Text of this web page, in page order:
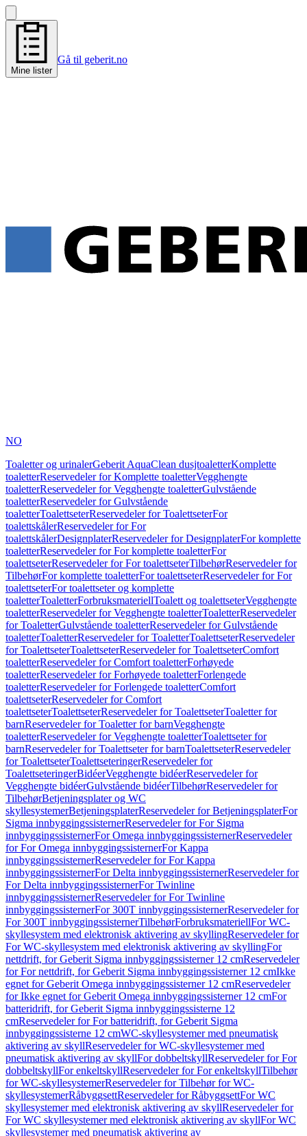
Mine lister
Gå til geberit.no
NO
Toaletter og urinalerGeberit AquaClean dusjtoaletterKomplette
toaletterReservedeler for Komplette toaletterVegghengte
toaletterReservedeler for Vegghengte toaletterGulvstående
toaletterReservedeler for Gulvstående
toaletterToalettseterReservedeler for ToalettseterFor
toalettskålerReservedeler for For
toalettskålerDesignplaterReservedeler for DesignplaterFor komplette
toaletterReservedeler for For komplette toaletterFor
toalettseterReservedeler for For toalettseterTilbehørReservedeler for
TilbehørFor komplette toaletterFor toalettseterReservedeler for For
toalettseterFor toalettseter og komplette
toaletterToaletterForbruksmateriellToalett og toalettseterVegghengte
toaletterReservedeler for Vegghengte toaletterToaletterReservedeler
for ToaletterGulvstående toaletterReservedeler for Gulvstående
toaletterToaletterReservedeler for ToaletterToalettseterReservedeler
for ToalettseterToalettseterReservedeler for ToalettseterComfort
toaletterReservedeler for Comfort toaletterForhøyede
toaletterReservedeler for Forhøyede toaletterForlengede
toaletterReservedeler for Forlengede toaletterComfort
toalettseterReservedeler for Comfort
toalettseterToalettseterReservedeler for ToalettseterToaletter for
barnReservedeler for Toaletter for barnVegghengte
toaletterReservedeler for Vegghengte toaletterToalettseter for
barnReservedeler for Toalettseter for barnToalettseterReservedeler
for ToalettseterToalettseteringerReservedeler for
ToalettseteringerBidéerVegghengte bidéerReservedeler for
Vegghengte bidéerGulvstående bidéerTilbehørReservedeler for
TilbehørBetjeningsplater og WC
skyllesystemerBetjeningsplaterReservedeler for BetjeningsplaterFor
Sigma innbyggingssisternerReservedeler for For Sigma
innbyggingssisternerFor Omega innbyggingssisternerReservedeler
for For Omega innbyggingssisternerFor Kappa
innbyggingssisternerReservedeler for For Kappa
innbyggingssisternerFor Delta innbyggingssisternerReservedeler for
For Delta innbyggingssisternerFor Twinline
innbyggingssisternerReservedeler for For Twinline
innbyggingssisternerFor 300T innbyggingssisternerReservedeler for
For 300T innbyggingssisternerTilbehørForbruksmateriellFor WC-
skyllesystem med elektronisk aktivering av skyllingReservedeler for
For WC-skyllesystem med elektronisk aktivering av skyllingFor
nettdrift, for Geberit Sigma innbyggingssisterner 12 cmReservedeler
for For nettdrift, for Geberit Sigma innbyggingssisterner 12 cmIkke
egnet for Geberit Omega innbyggingssisterner 12 cmReservedeler
for Ikke egnet for Geberit Omega innbyggingssisterner 12 cmFor
batteridrift, for Geberit Sigma innbyggingssisterne 12
cmReservedeler for For batteridrift, for Geberit Sigma
innbyggingssisterne 12 cmWC-skyllesystemer med pneumatisk
aktivering av skyllReservedeler for WC-skyllesystemer med
pneumatisk aktivering av skyllFor dobbeltskyllReservedeler for For
dobbeltskyllFor enkeltskyllReservedeler for For enkeltskyllTilbehør
for WC-skyllesystemerReservedeler for Tilbehør for WC-
skyllesystemerRåbyggsettReservedeler for RåbyggsettFor WC
skyllesystemer med elektronisk aktivering av skyllReservedeler for
For WC skyllesystemer med elektronisk aktivering av skyllFor WC
skyllesystemer med pneumatisk aktivering av